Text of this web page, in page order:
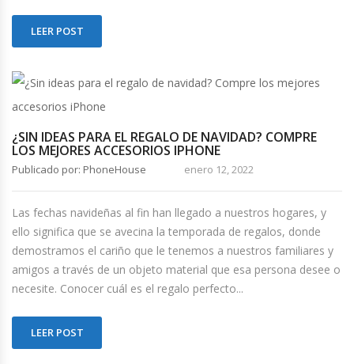
LEER POST
¿SIN IDEAS PARA EL REGALO DE NAVIDAD? COMPRE
LOS MEJORES ACCESORIOS IPHONE
Publicado por: PhoneHouse enero 12, 2022
Las fechas navideñas al fin han llegado a nuestros hogares, y
ello significa que se avecina la temporada de regalos, donde
demostramos el cariño que le tenemos a nuestros familiares y
amigos a través de un objeto material que esa persona desee o
necesite. Conocer cuál es el regalo perfecto...
LEER POST